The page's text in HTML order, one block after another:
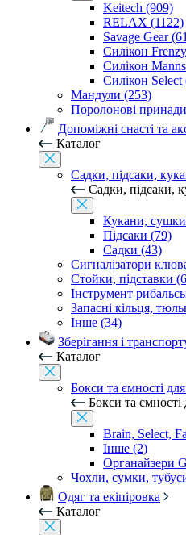
Keitech (909)
RELAX (1122)
Savage Gear
Силікон
Силікон
Силікон Select
Мандули (253)
Поролонові
Допоміжні снасті та
Каталог
Садки, підсаки,
Садки, підсаки,
Кукани,
Підсаки (79)
Садки (43)
Сигналізатори
Стойки, підставки
Інструмент
Запасні кільця,
Інше (34)
Зберігання і
Каталог
Бокси та ємності
Бокси та
Brain, Select,
Інше (2)
Органайзери
Чохли, сумки,
Одяг та екіпіровка
Каталог